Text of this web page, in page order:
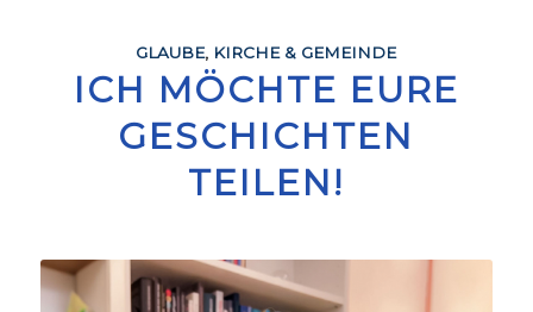
GLAUBE, KIRCHE & GEMEINDE
ICH MÖCHTE EURE
GESCHICHTEN
TEILEN!